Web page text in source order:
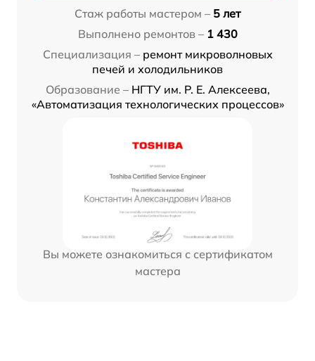
Стаж работы мастером – 5 лет
Выполнено ремонтов – 1 430
Специализация – ремонт микроволновых
печей и холодильников
Образование – НГТУ им. Р. Е. Алексеева,
«Автоматизация технологических процессов»
Вы можете ознакомиться с сертификатом
мастера